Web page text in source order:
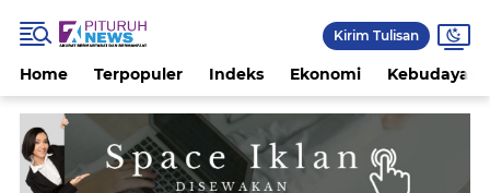
Kirim Tulisan
Home Terpopuler Indeks Ekonomi Kebudayaan